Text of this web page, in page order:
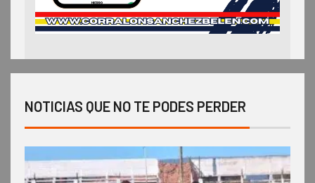
NOTICIAS QUE NO TE PODES PERDER